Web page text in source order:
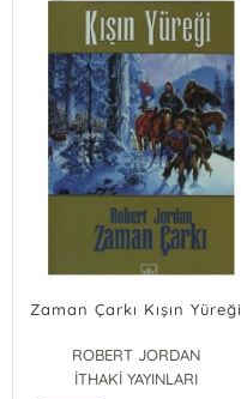
Zaman Çarkı Kışın Yüreği
ROBERT JORDAN
İTHAKİ YAYINLARI